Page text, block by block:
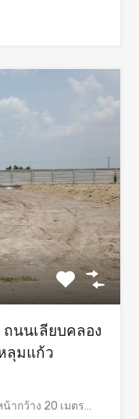
นนเลียบคลอง
ลุมแก้ว
ากว้าง 20 เมตร…